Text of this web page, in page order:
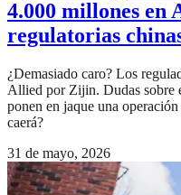
4.000 millones en
regulatorias
¿Demasiado caro? Los
Allied por Zijin. Dudas sobre
ponen en jaque una
caerá?
31 de mayo, 2026